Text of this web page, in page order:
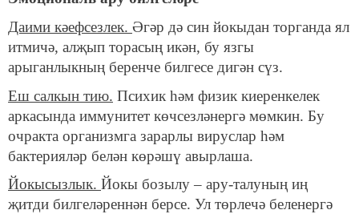
Даими кәефсезлек. Әгәр дә син йокыдан торганда ял
итмичә, алҗып торасың икән, бу язгы
арыганлыкның беренче билгесе дигән сүз.
Еш салкын тию. Психик һәм физик киеренкелек
аркасында иммунитет көчсезләнергә мөмкин. Бу
очракта организмга зарарлы вируслар һәм
бактерияләр белән көрәшү авырлаша.
Йокысызлык. Йокы бозылу – ару-талуның иң
җитди билгеләреннән берсе. Ул төрлечә беленергә